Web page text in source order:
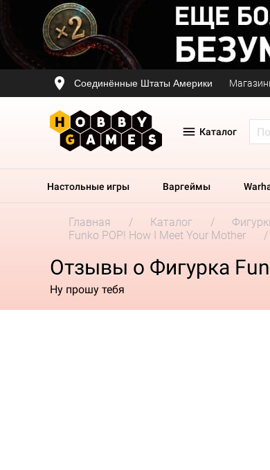
Соединённые Штаты Америки
Каталог
Настольные игры Варгеймы
Главная Каталог
Funko POP! How I Meet Your Mother
Отзывы о Фигурка
Ну прошу тебя